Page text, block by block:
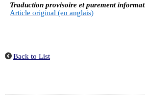
Traduction provisoire et purement
Article original (en anglais)
Back to List